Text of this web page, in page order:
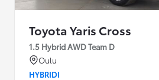
Toyota Yaris Cross
1.5 Hybrid AWD Team D
Oulu
HYBRIDI